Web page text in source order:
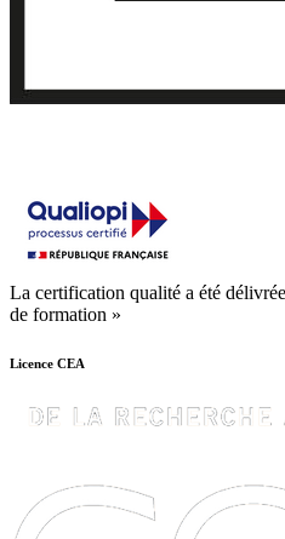
La certification qualité a été
de formation »
Licence CEA